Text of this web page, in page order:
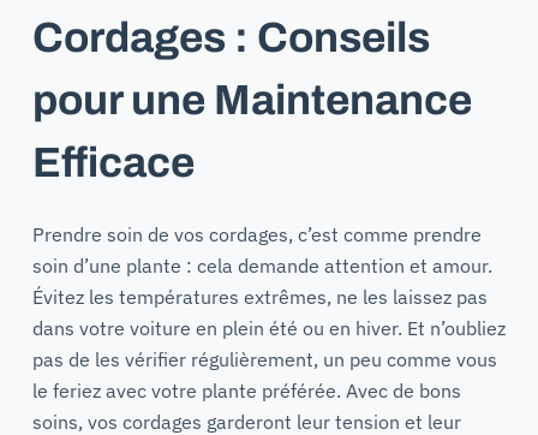
Cordages : Conseils
pour une Maintenance
Efficace
Prendre soin de vos cordages, c’est comme prendre
soin d’une plante : cela demande attention et amour.
Évitez les températures extrêmes, ne les laissez pas
dans votre voiture en plein été ou en hiver. Et n’oubliez
pas de les vérifier régulièrement, un peu comme vous
le feriez avec votre plante préférée. Avec de bons
soins, vos cordages garderont leur tension et leur